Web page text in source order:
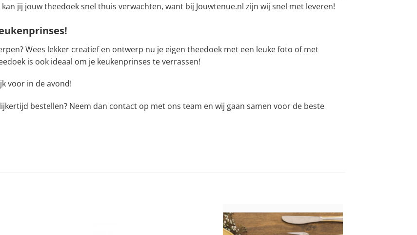
jij jouw theedoek snel thuis verwachten, want bij Jouwtenue.nl zijn wij snel met leveren!
Wees lekker creatief en ontwerp nu je eigen theedoek met een leuke foto of met
is ook ideaal om je keukenprinses te verrassen!
voor in de avond!
bestellen? Neem dan contact op met ons team en wij gaan samen voor de beste